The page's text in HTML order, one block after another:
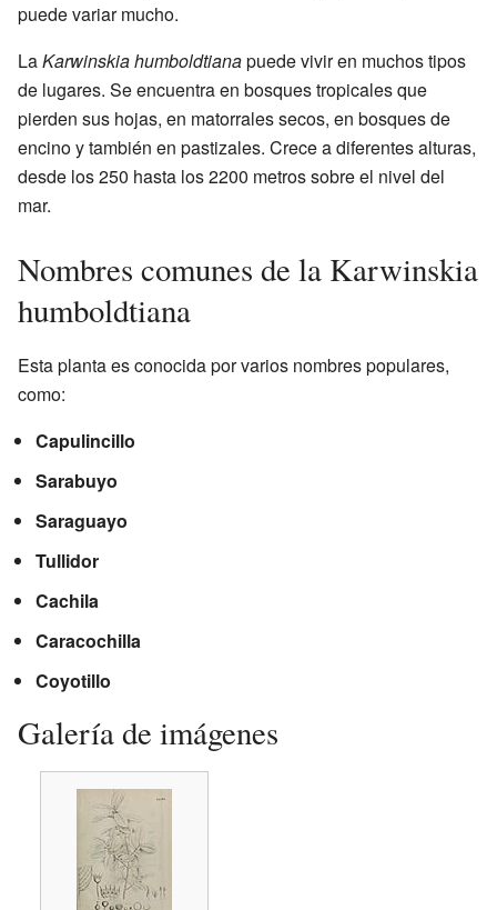
puede variar mucho.
LaKarwinskia humboldtianapuede vivir en muchos tipos
de lugares. Se encuentra en bosques tropicales que
pierden sus hojas, en matorrales secos, en bosques de
encino y también en pastizales. Crece a diferentes alturas,
desde los 250 hasta los 2200 metros sobre el nivel del
mar.
Nombres comunes de la Karwinskia
humboldtiana
Esta planta es conocida por varios nombres populares,
como:
Capulincillo
Sarabuyo
Saraguayo
Tullidor
Cachila
Caracochilla
Coyotillo
Galería de imágenes